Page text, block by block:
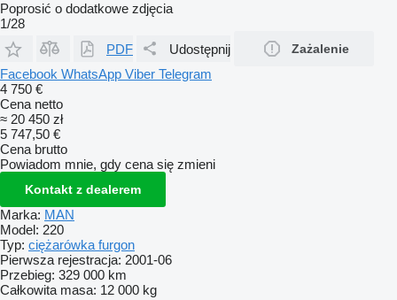
Poprosić o dodatkowe zdjęcia
1/28
PDF
Udostępnij Zażalenie
Facebook WhatsApp Viber Telegram
4 750 €
Cena netto
≈ 20 450 zł
5 747,50 €
Cena brutto
Powiadom mnie, gdy cena się zmieni
Kontakt z dealerem
Marka: MAN
Model: 220
Typ: ciężarówka furgon
Pierwsza rejestracja: 2001-06
Przebieg: 329 000 km
Całkowita masa: 12 000 kg